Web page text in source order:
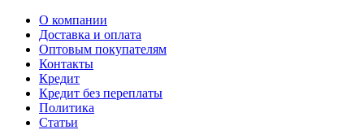
О компании
Доставка и оплата
Оптовым покупателям
Контакты
Кредит
Кредит без переплаты
Политика
Статьи